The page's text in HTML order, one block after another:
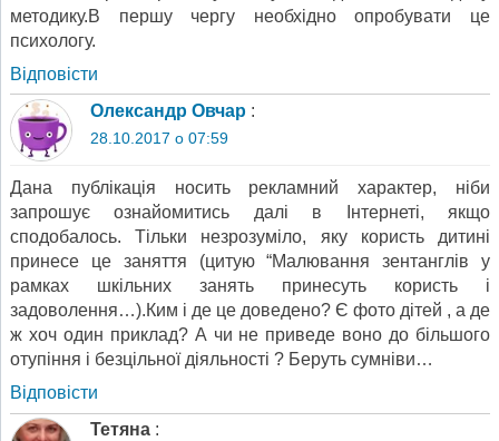
методику.В першу чергу необхідно опробувати це
психологу.
Відповіcти
Олександр Овчар :
28.10.2017 о 07:59
Дана публікація носить рекламний характер, ніби
запрошує ознайомитись далі в Інтернеті, якщо
сподобалось. Тільки незрозуміло, яку користь дитині
принесе це заняття (цитую “Малювання зентанглів у
рамках шкільних занять принесуть користь і
задоволення…).Ким і де це доведено? Є фото дітей , а де
ж хоч один приклад? А чи не приведе воно до більшого
отупіння і безцільної діяльності ? Беруть сумніви…
Відповіcти
Тетяна :